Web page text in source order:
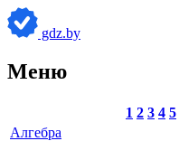
gdz.by
Меню
1 2 3 4 5
Алгебра